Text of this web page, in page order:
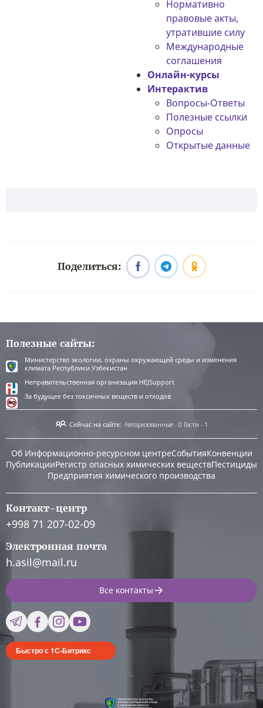
Нормативно
правовые акты,
утратившие силу
Международные
соглашения
Онлайн-курсы
Интерактив
Вопросы-Ответы
Полезные ссылки
Опросы
Открытые данные
Поделиться:
Полезные сайты:
Министерство экологии, охраны окружающей среды и изменения
климата Республики Узбекистан
Неправительственная организация HEJSupport
За будущее без токсичных веществ и отходов
Сейчас на сайте: Авторизованные - 0 Гости - 1
Об Информационно-ресурсном центреСобытияКонвенции
ПубликацииРегистр опасных химических веществПестициды
Предприятия химического производства
Контакт-центр
+998 71 207-02-09
Электронная почта
h.asil@mail.ru
Все контакты
Быстро с 1С-Битрикс